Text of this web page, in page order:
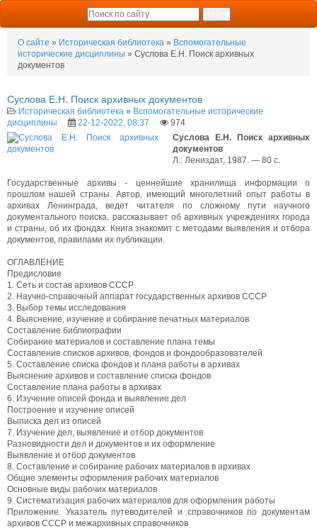
О сайте » Историческая библиотека » Вспомогательные
исторические дисциплины » Суслова Е.Н. Поиск архивных
документов
Суслова Е.Н. Поиск архивных документов
Историческая библиотека » Вспомогательные исторические
дисциплины
22-12-2022, 08:37
974
Суслова Е.Н. Поиск архивных
документов
Л.: Лениздат, 1987. — 80 с.
Государственные архивы - ценнейшие хранилища информации о
прошлом нашей страны. Автор, имеющий многолетний опыт работы в
архивах Ленинграда, ведет читателя по сложному пути научного
документального поиска, рассказывает об архивных учреждениях города
и страны, об их фондах. Книга знакомит с методами выявления и отбора
документов, правилами их публикации.
ОГЛАВЛЕНИЕ
Предисловие
1. Сеть и состав архивов СССР
2. Научно-справочный аппарат государственных архивов СССР
3. Выбор темы исследования
4. Выяснение, изучение и собирание печатных материалов
Составление библиографии
Собирание материалов и составление плана темы
Составление списков архивов, фондов и фондообразователей
5. Составление списка фондов и плана работы в архивах
Выяснение архивов и составление списка фондов
Составление плана работы в архивах
6. Изучение описей фонда и выявление дел
Построение и изучение описей
Выписка дел из описей
7. Изучение дел, выявление и отбор документов
Разновидности дел и документов и их оформление
Выявление и отбор документов
8. Составление и собирание рабочих материалов в архивах
Общие элементы оформления рабочих материалов
Основные виды рабочих материалов
9. Систематизация рабочих материалов для оформления работы
Приложение. Указатель путеводителей и справочников по документам
архивов СССР и межархивных справочников